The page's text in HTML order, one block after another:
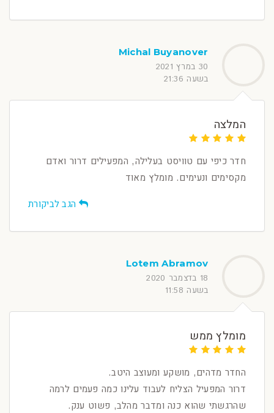
Michal Buyanover
30 במרץ 2021
בשעה 21:36
המלצה
חדר כיפי עם טוויסט בעלילה, המפעילים דרור ואדם
מקסימים ונעימים. מומלץ מאוד
הגב לביקורת
Lotem Abramov
18 בדצמבר 2020
בשעה 11:58
מומלץ ממש
החדר מדהים, מושקע ומעוצב היטב.
דרור המפעיל הצליח לעבוד עלינו כמה פעמים לרמה
שהרגשתי שהוא כנה ומדבר מהלב, פשוט ענק.